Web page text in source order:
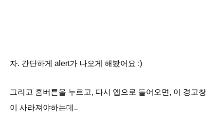
자. 간단하게 alert가 나오게 해봤어요 :)
그리고 홈버튼을 누르고, 다시 앱으로 들어오면, 이 경고창
이 사라져야하는데..